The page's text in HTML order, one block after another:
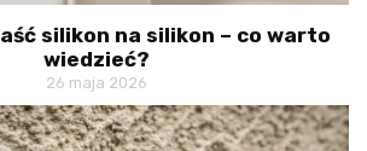
silikon na silikon – co warto
wiedzieć?
26 maja 2026